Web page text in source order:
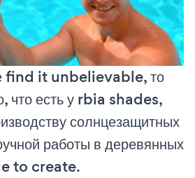
find it unbelievable, то
что есть у rbia shades,
солнцезащитных
работы в деревянных
to create.